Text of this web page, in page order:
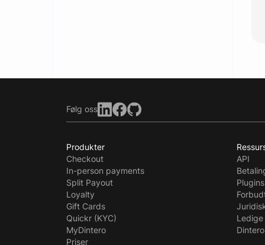
Følg oss
Produkter
Checkout
In-person payments
Split Payout
Loyalty
Gift Cards
Quickr (KYC)
MyDintero
Priser
API
Plugins